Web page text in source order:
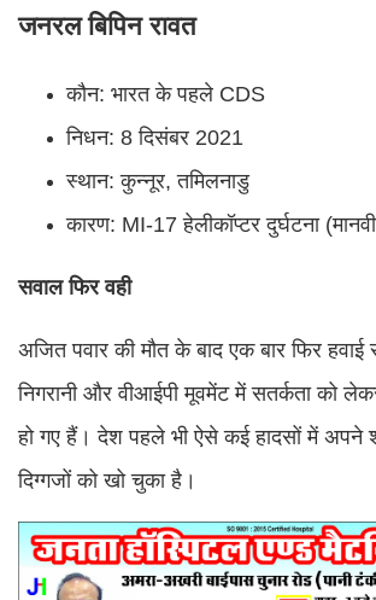
जनरल बिपिन रावत
कौन: भारत के पहले CDS
निधन: 8 दिसंबर 2021
स्थान: कुन्नूर, तमिलनाडु
कारण: MI-17 हेलीकॉप्टर दुर्घटना
सवाल फिर वही
अजित पवार की मौत के बाद एक बार फिर हवाई
निगरानी और वीआईपी मूवमेंट में सतर्कता को
हो गए हैं। देश पहले भी ऐसे कई हादसों में अपने
दिग्गजों को खो चुका है।